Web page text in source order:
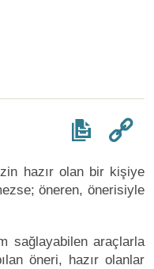
hazır olan bir kişiye
öneren, önerisiyle
sağlayabilen araçlarla
öneri, hazır olanlar